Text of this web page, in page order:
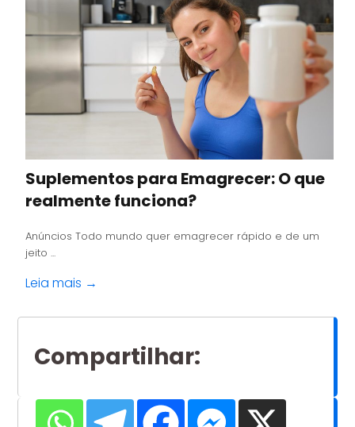
Suplementos para Emagrecer: O que
realmente funciona?
Anúncios Todo mundo quer emagrecer rápido e de um
jeito ...
Leia mais →
Compartilhar: